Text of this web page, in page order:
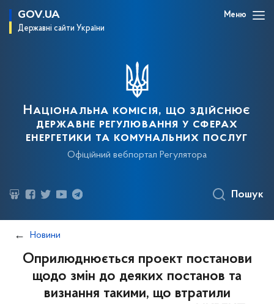
GOV.UA
Державні сайти України
Меню
Національна комісія, що здійснює
державне регулювання у сферах
енергетики та комунальних послуг
Офіційний вебпортал Регулятора
Пошук
Новини
Оприлюднюється проект постанови
щодо змін до деяких постанов та
визнання такими, що втратили